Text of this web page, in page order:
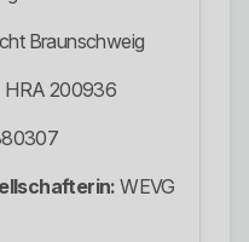
Braunschweig
HRA 200936
WEVG